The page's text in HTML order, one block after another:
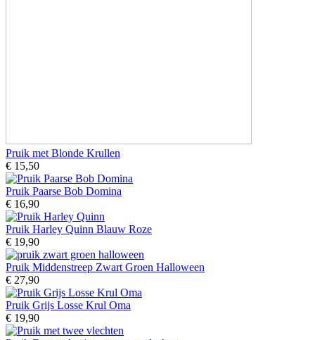
Pruik met Blonde Krullen
€ 15,50
Pruik Paarse Bob Domina
€ 16,90
Pruik Harley Quinn Blauw Roze
€ 19,90
Pruik Middenstreep Zwart Groen Halloween
€ 27,90
Pruik Grijs Losse Krul Oma
€ 19,90